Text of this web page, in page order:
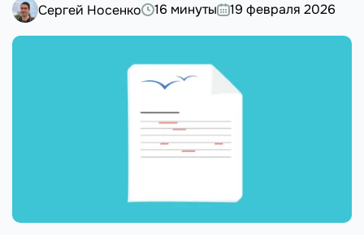
Сергей Носенко 16 минуты 19 февраля 2026